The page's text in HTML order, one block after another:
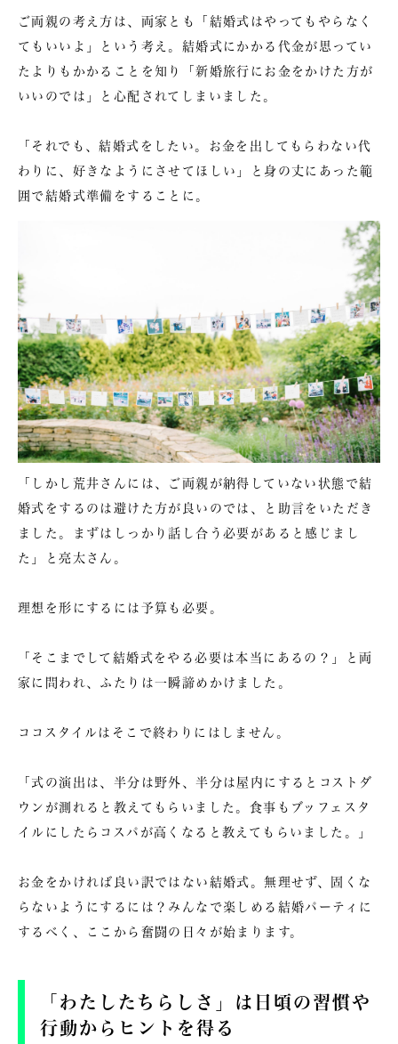
ご両親の考え方は、両家とも「結婚式はやってもやらなく
てもいいよ」という考え。結婚式にかかる代金が思ってい
たよりもかかることを知り「新婚旅行にお金をかけた方が
いいのでは」と心配されてしまいました。
「それでも、結婚式をしたい。お金を出してもらわない代
わりに、好きなようにさせてほしい」と身の丈にあった範
囲で結婚式準備をすることに。
「しかし荒井さんには、ご両親が納得していない状態で結
婚式をするのは避けた方が良いのでは、と助言をいただき
ました。まずはしっかり話し合う必要があると感じまし
た」と亮太さん。
理想を形にするには予算も必要。
「そこまでして結婚式をやる必要は本当にあるの？」と両
家に問われ、ふたりは一瞬諦めかけました。
ココスタイルはそこで終わりにはしません。
「式の演出は、半分は野外、半分は屋内にするとコストダ
ウンが測れると教えてもらいました。食事もブッフェスタ
イルにしたらコスパが高くなると教えてもらいました。」
お金をかければ良い訳ではない結婚式。無理せず、固くな
らないようにするには？みんなで楽しめる結婚パーティに
するべく、ここから奮闘の日々が始まります。
「わたしたちらしさ」は日頃の習慣や
行動からヒントを得る